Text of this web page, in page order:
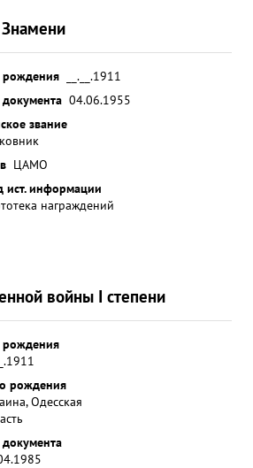
рождения
__.__.1911
04.06.1955
звание
ЦАМО
ист. информации
награждений
войны I степени
рождения
рождения
Одесская